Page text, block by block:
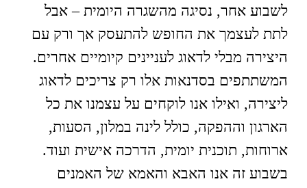
לשבוע אחר, נסיגה מהשגרה היומית – אבל
לתת לעצמך את החופש להתעסק אך ורק עם
היצירה מבלי לדאוג לעניינים קיומיים אחרים.
המשתתפים בסדנאות אלו רק צריכים לדאוג
ליצירה, ואילו אנו לוקחים על עצמנו את כל
הארגון וההפקה, כולל לינה במלון, הסעות,
ארוחות, תוכנית יומית, הדרכה אישית ועוד.
בשבוע זה אנו האבא והאמא של האמנים